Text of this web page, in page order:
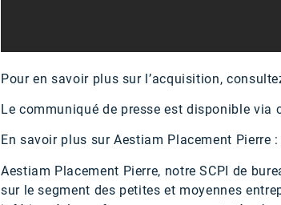
Pour en savoir plus sur l’acquisition,
Le communiqué de presse est disponible via
En savoir plus sur Aestiam Placement Pierre :
Aestiam Placement Pierre, notre SCPI de
sur le segment des petites et moyennes